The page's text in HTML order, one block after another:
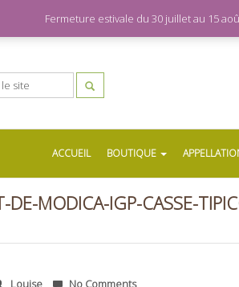
ACCUEIL BOUTIQUE
DE-MODICA-IGP-CASSE-
Louise No Comments
Fermeture estivale du 30 juillet au 15